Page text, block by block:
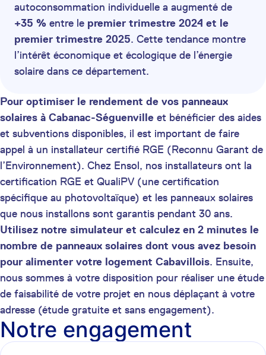
autoconsommation individuelle a augmenté de
+35 % entre le premier trimestre 2024 et le
premier trimestre 2025. Cette tendance montre
l’intérêt économique et écologique de l’énergie
solaire dans ce département.
Pour optimiser le rendement de vos panneaux
solaires à Cabanac-Séguenville et bénéficier des aides
et subventions disponibles, il est important de faire
appel à un installateur certifié RGE (Reconnu Garant de
l’Environnement). Chez Ensol, nos installateurs ont la
certification RGE et QualiPV (une certification
spécifique au photovoltaïque) et les panneaux solaires
que nous installons sont garantis pendant 30 ans.
Utilisez notre simulateur et calculez en 2 minutes le
nombre de panneaux solaires dont vous avez besoin
pour alimenter votre logement Cabavillois. Ensuite,
nous sommes à votre disposition pour réaliser une étude
de faisabilité de votre projet en nous déplaçant à votre
adresse (étude gratuite et sans engagement).
Notre engagement